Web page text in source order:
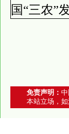
国“三农”
免责声明：
本站立场，